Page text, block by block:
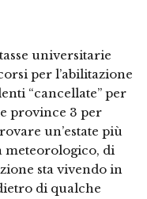
universitarie
per l’abilitazione
“cancellate” per
province 3 per
un’estate più
meteorologico, di
sta vivendo in
di qualche